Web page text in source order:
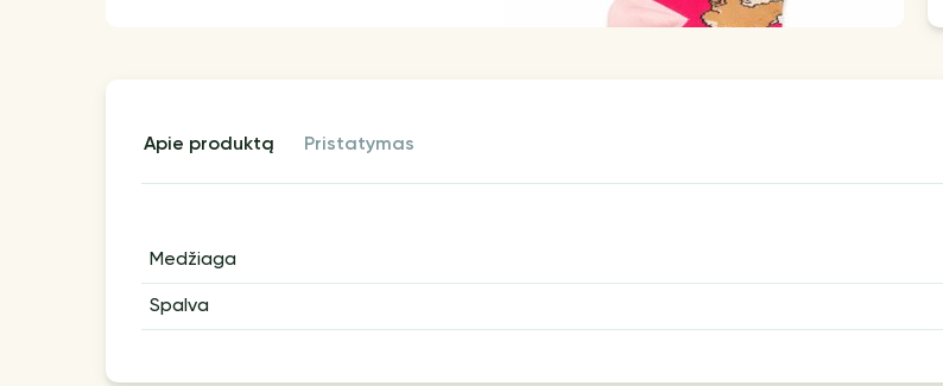
apie produktą pristatymas
Medžiaga
Spalva